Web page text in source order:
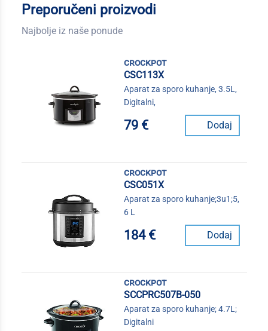
Preporučeni proizvodi
Najbolje iz naše ponude
crockpot
CSC113X
Aparat za sporo kuhanje, 3.5L,
Digitalni,
79 € Dodaj
crockpot
CSC051X
Aparat za sporo kuhanje;3u1;5,
6 L
184 € Dodaj
crockpot
SCCPRC507B-050
Aparat za sporo kuhanje; 4.7L;
Digitalni